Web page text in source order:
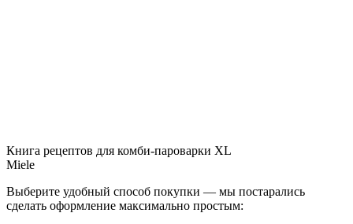
Книга рецептов для комби-пароварки XL
Miele
Выберите удобный способ покупки — мы постарались
сделать оформление максимально простым: